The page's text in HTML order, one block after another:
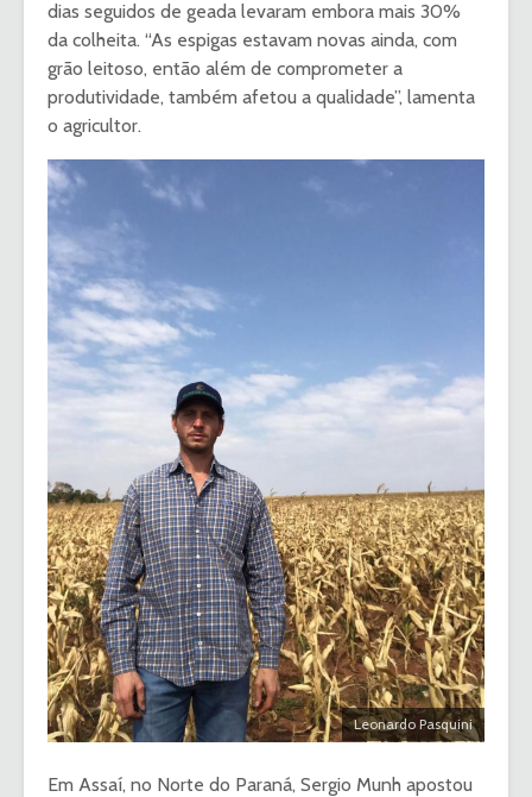
dias seguidos de geada levaram embora mais 30%
da colheita. “As espigas estavam novas ainda, com
grão leitoso, então além de comprometer a
produtividade, também afetou a qualidade”, lamenta
o agricultor.
Leonardo Pasquini
Em Assaí, no Norte do Paraná, Sergio Munh apostou